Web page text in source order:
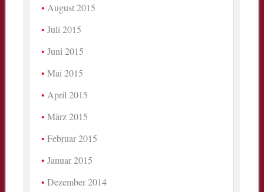
August 2015
Juli 2015
Juni 2015
Mai 2015
April 2015
März 2015
Februar 2015
Januar 2015
Dezember 2014